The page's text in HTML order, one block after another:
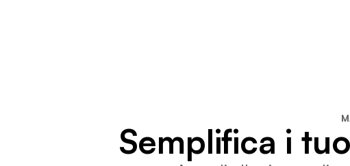
Semplifica i